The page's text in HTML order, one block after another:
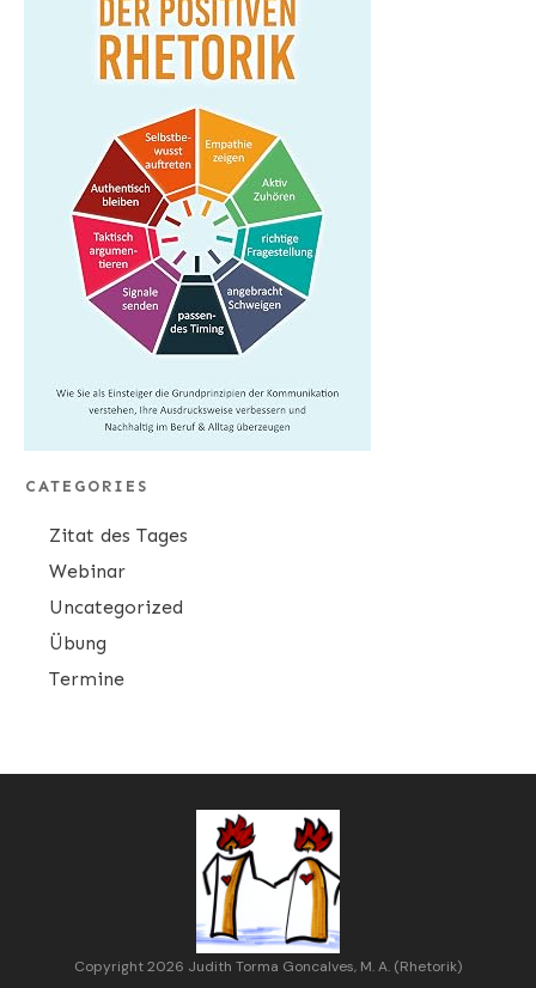
CATEGORIES
Zitat des Tages
Webinar
Uncategorized
Übung
Termine
Copyright 2026 Judith Torma Goncalves, M. A. (Rhetorik)